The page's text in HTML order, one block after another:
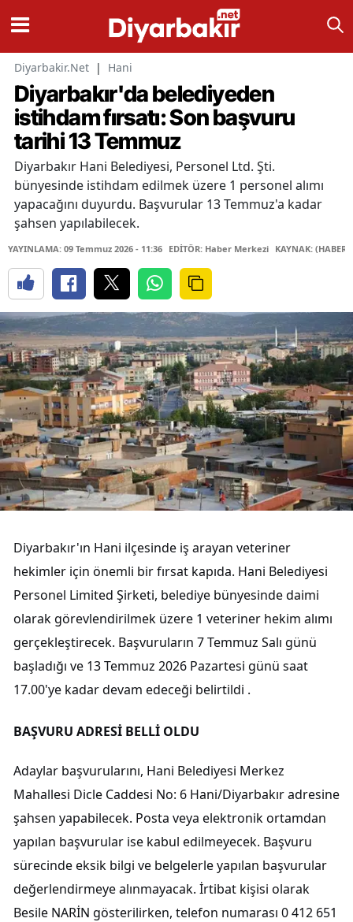
Diyarbakir.Net | Hani
Diyarbakır'da belediyeden
istihdam fırsatı: Son başvuru
tarihi 13 Temmuz
Diyarbakır Hani Belediyesi, Personel Ltd. Şti.
bünyesinde istihdam edilmek üzere 1 personel alımı
yapacağını duyurdu. Başvurular 13 Temmuz'a kadar
şahsen yapılabilecek.
YAYINLAMA: 09 Temmuz 2026 - 11:36 EDİTÖR: Haber Merkezi KAYNAK: (HABER
Diyarbakır'ın Hani ilçesinde iş arayan veteriner
hekimler için önemli bir fırsat kapıda. Hani Belediyesi
Personel Limited Şirketi, belediye bünyesinde daimi
olarak görevlendirilmek üzere 1 veteriner hekim alımı
gerçekleştirecek. Başvuruların 7 Temmuz Salı günü
başladığı ve 13 Temmuz 2026 Pazartesi günü saat
17.00'ye kadar devam edeceği belirtildi .
BAŞVURU ADRESİ BELLİ OLDU
Adaylar başvurularını, Hani Belediyesi Merkez
Mahallesi Dicle Caddesi No: 6 Hani/Diyarbakır adresine
şahsen yapabilecek. Posta veya elektronik ortamdan
yapılan başvurular ise kabul edilmeyecek. Başvuru
sürecinde eksik bilgi ve belgelerle yapılan başvurular
değerlendirmeye alınmayacak. İrtibat kişisi olarak
Besile NARİN gösterilirken, telefon numarası 0 412 651